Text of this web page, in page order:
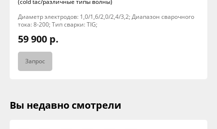
Диаметр электродов: 1,0/1,6/2,0/2,4/3,2; Диапазон сварочного
тока: 8-200; Тип сварки: TIG;
59 900 р.
Запрос
Вы недавно смотрели